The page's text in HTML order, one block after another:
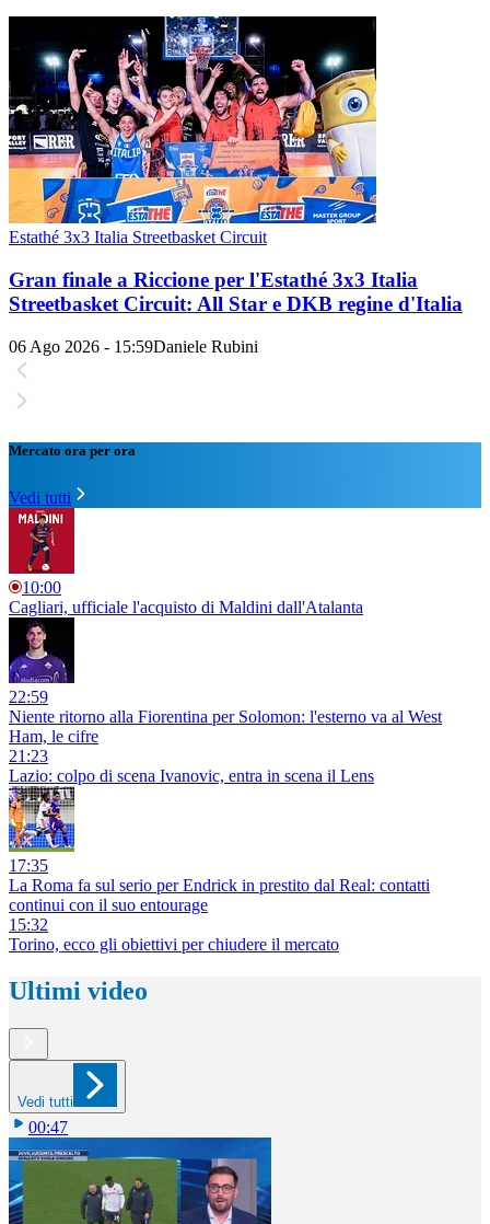
Estathé 3x3 Italia Streetbasket Circuit
Gran finale a Riccione per l'Estathé 3x3 Italia
Streetbasket Circuit: All Star e DKB regine d'Italia
06 Ago 2026 - 15:59Daniele Rubini
Mercato ora per ora
Vedi tutti
10:00
Cagliari, ufficiale l'acquisto di Maldini dall'Atalanta
22:59
Niente ritorno alla Fiorentina per Solomon: l'esterno va al West
Ham, le cifre
21:23
Lazio: colpo di scena Ivanovic, entra in scena il Lens
17:35
La Roma fa sul serio per Endrick in prestito dal Real: contatti
continui con il suo entourage
15:32
Torino, ecco gli obiettivi per chiudere il mercato
Ultimi video
Vedi tutti
00:47